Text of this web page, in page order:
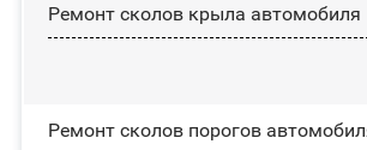
Ремонт сколов крыла автомобиля
Ремонт сколов порогов